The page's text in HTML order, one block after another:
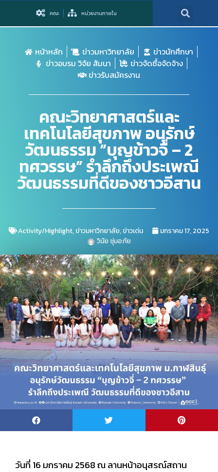
คณะ หน่วยงานภายใน
หน้าหลัก ข่าวมหาวิทยาลัย
ข่าวนักศึกษา
ข่าวอบรม วิจัย สัมนา
ข่าวจัดซื้อจัดจ้าง
ข่าวรับสมัครงาน
คณะวิทยาศาสตร์และ
เทคโนโลยีสุขภาพ อนุรักษ์
วัฒนธรรม “บุญข้าวจี่ – 2
ทศวรรษ” รำลึกถึงประเพณี
วัฒนธรรมที่ดีของชาวอีสาน
Activity/Highlight,ข่าวมหาวิทยาลัย,ข่าวเด่น
มกราคม 17, 2025
วินัย ชุ่มอภัย
วันที่ 16 มกราคม 2568 ณ ลานหน้าอนุสรณ์สถาน